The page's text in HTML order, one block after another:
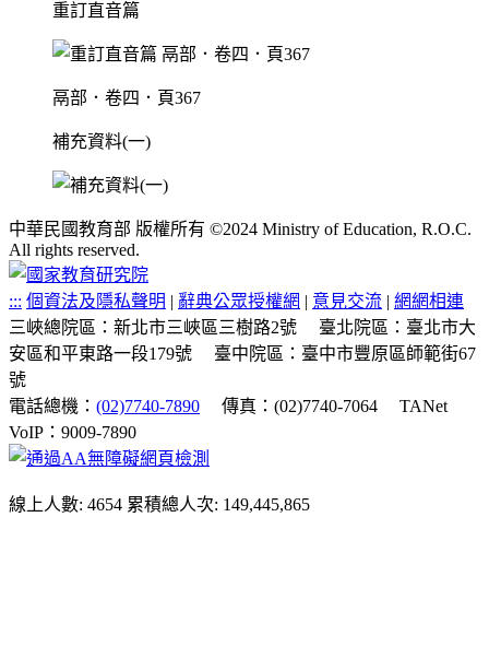
重訂直音篇
鬲部．卷四．頁367
補充資料(一)
中華民國教育部 版權所有 ©2024 Ministry of Education, R.O.C.
All rights reserved.
::: 個資法及隱私聲明 | 辭典公眾授權網 | 意見交流 | 網網相連
三峽總院區：新北市三峽區三樹路2號
臺北院區：臺北市大
安區和平東路一段179號
臺中院區：臺中市豐原區師範街67
號
電話總機： (02)7740-7890 傳真：(02)7740-7064
TANet
VoIP：9009-7890
線上人數: 4654 累積總人次: 149,445,865